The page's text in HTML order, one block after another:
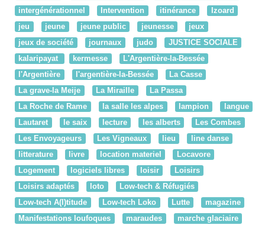
intergénérationnel
Intervention itinérance
Izoard
jeu
jeune jeune public jeunesse
jeux
jeux de société
journaux judo
JUSTICE SOCIALE
kalaripayat
kermesse
L'Argentière-la-Bessée
l'Argentière
l'argentière-la-Bessée
La Casse
La grave-la Meije
La Miraille
La Passa
La Roche de Rame
la salle les alpes lampion
langue
Lautaret
le saix lecture les alberts
Les Combes
Les Envoyageurs
Les Vigneaux lieu
line danse
litterature
livre location materiel
Locavore
Logement
logiciels libres loisir
Loisirs
Loisirs adaptés
loto
Low-tech & Réfugiés
Low-tech A(l)titude
Low-tech Loko Lutte
magazine
Manifestations loufoques
maraudes
marche glaciaire